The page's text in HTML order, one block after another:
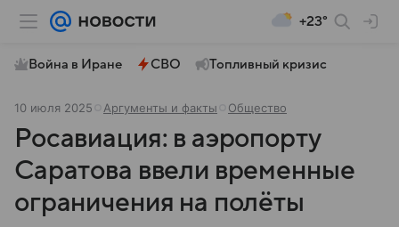
+23°
Война в Иране СВО Топливный кризис
10 июля 2025 Аргументы и факты Общество
Росавиация: в аэропорту
Саратова ввели временные
ограничения на полёты